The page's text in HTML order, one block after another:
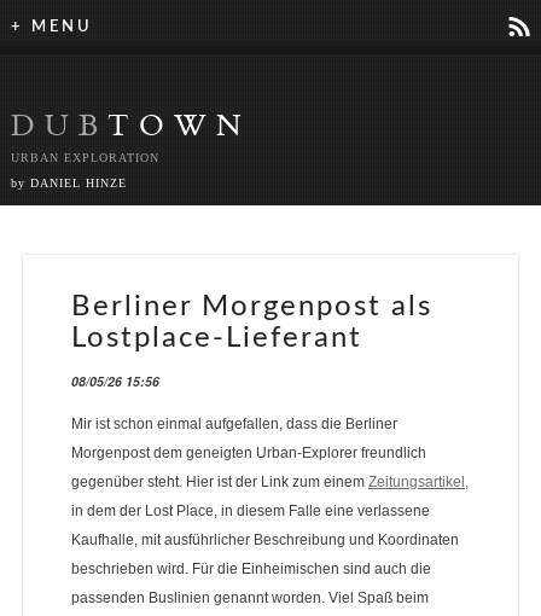
+ MENU r
DUB TOWN
URBAN EXPLORATION
by DANIEL HINZE
Berliner Morgenpost als
Lostplace-Lieferant
08/05/26 15:56
Mir ist schon einmal aufgefallen, dass die Berliner
Morgenpost dem geneigten Urban-Explorer freundlich
gegenüber steht. Hier ist der Link zum einem Zeitungsartikel,
in dem der Lost Place, in diesem Falle eine verlassene
Kaufhalle, mit ausführlicher Beschreibung und Koordinaten
beschrieben wird. Für die Einheimischen sind auch die
passenden Buslinien genannt worden. Viel Spaß beim